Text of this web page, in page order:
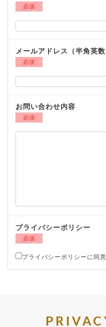
必須
メールアドレス（半角英数
必須
お問い合わせ内容
必須
プライバシーポリシー
必須
プライバシーポリシーに同意